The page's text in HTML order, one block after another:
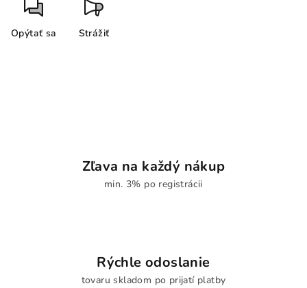
Opýtať sa Strážiť
Zľava na každý nákup
min. 3% po registrácii
Rýchle odoslanie
tovaru skladom po prijatí platby